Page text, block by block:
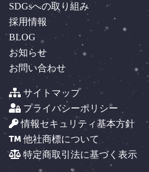
SDGsへの取り組み
採用情報
BLOG
お知らせ
お問い合わせ
サイトマップ
プライバシーポリシー
情報セキュリティ基本方針
他社商標について
特定商取引法に基づく表示